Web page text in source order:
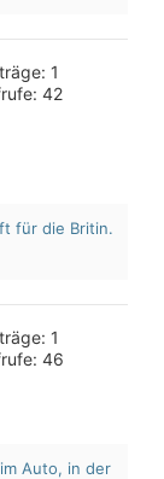
1
42
für die Britin.
1
46
Auto, in der